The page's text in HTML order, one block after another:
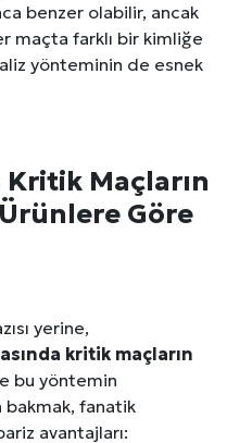
benzer olabilir, ancak
maçta farklı bir kimliğe
yönteminin de esnek
Kritik Maçların
Göre
yerine,
kritik maçların
bu yöntemin
fanatik
avantajları: